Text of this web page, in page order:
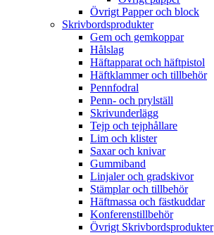
Övrigt Papper och block
Skrivbordsprodukter
Gem och gemkoppar
Hålslag
Häftapparat och häftpistol
Häftklammer och tillbehör
Pennfodral
Penn- och prylställ
Skrivunderlägg
Tejp och tejphållare
Lim och klister
Saxar och knivar
Gummiband
Linjaler och gradskivor
Stämplar och tillbehör
Häftmassa och fästkuddar
Konferenstillbehör
Övrigt Skrivbordsprodukter